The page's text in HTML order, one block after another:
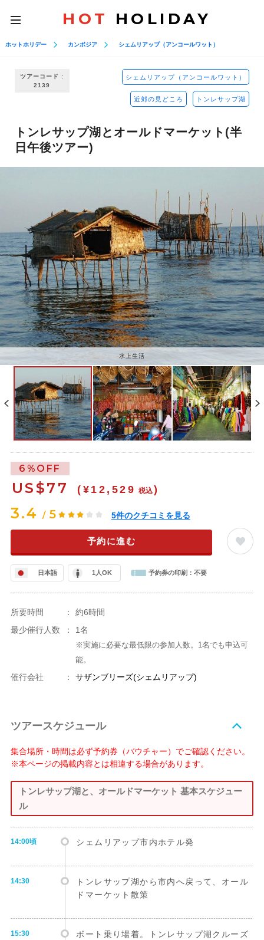
toggle
navigation
HOT HOLIDAY
ホットホリデー カンボジア シェムリアップ（アンコールワット）
ツアーコード :
2139
シェムリアップ（アンコールワット）
近郊の見どころ トンレサップ湖
トンレサップ湖とオールドマーケット(半
日午後ツアー)
水上生活
6%OFF
US$77 (¥12,529 税込)
3.4 / 5 5件のクチコミを見る
予約に進む
日本語 1人OK 予約券の印刷： 不要
所要時間 ：
約6時間
最少催行人数
： 1名
※実施に必要な最低限の参加人数。1名でも申込可
能。
催行会社 ： サザンブリーズ(シェムリアップ)
ツアースケジュール
集合場所・時間は必ず予約券（バウチャー）でご確認ください。
※本ページの掲載内容とは相違する場合があります。
トンレサップ湖と、オールドマーケット 基本スケジュー
ル
14:00頃 シェムリアップ市内ホテル発
14:30
トンレサップ湖から市内へ戻って、オール
ドマーケット散策
15:30 ボート乗り場着。トンレサップ湖クルーズ